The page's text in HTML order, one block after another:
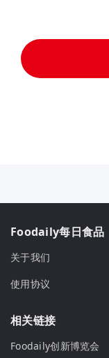
Foodaily每日食品
关于我们
使用协议
相关链接
Foodaily创新博览会